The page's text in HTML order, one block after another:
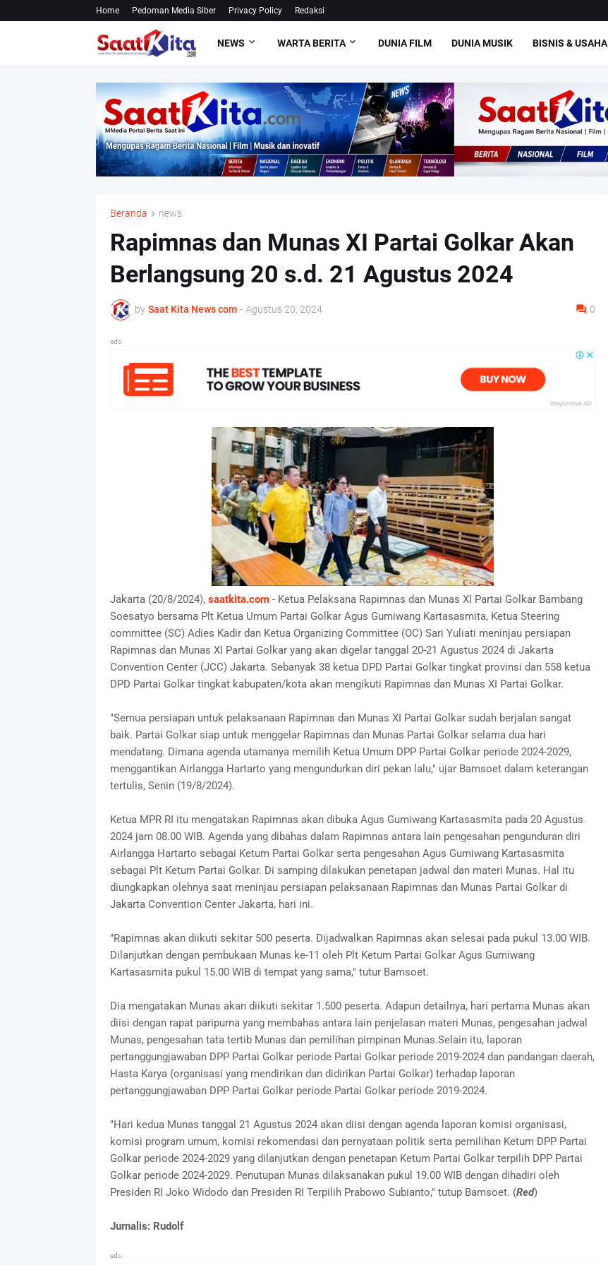
Home Pedoman Media Siber Privacy Policy Redaksi
NEWS WARTA BERITA DUNIA FILM DUNIA MUSIK BISNIS & USAHA
Beranda news
Rapimnas dan Munas XI Partai Golkar Akan
Berlangsung 20 s.d. 21 Agustus 2024
by Saat Kita News com - Agustus 20, 2024 0
ads
Jakarta (20/8/2024), saatkita.com- Ketua Pelaksana Rapimnas dan Munas XI Partai Golkar Bambang
Soesatyo bersama Plt Ketua Umum Partai Golkar Agus Gumiwang Kartasasmita, Ketua Steering
committee (SC) Adies Kadir dan Ketua Organizing Committee (OC) Sari Yuliati meninjau persiapan
Rapimnas dan Munas XI Partai Golkar yang akan digelar tanggal 20-21 Agustus 2024 di Jakarta
Convention Center (JCC) Jakarta. Sebanyak 38 ketua DPD Partai Golkar tingkat provinsi dan 558 ketua
DPD Partai Golkar tingkat kabupaten/kota akan mengikuti Rapimnas dan Munas XI Partai Golkar.
"Semua persiapan untuk pelaksanaan Rapimnas dan Munas XI Partai Golkar sudah berjalan sangat
baik. Partai Golkar siap untuk menggelar Rapimnas dan Munas Partai Golkar selama dua hari
mendatang. Dimana agenda utamanya memilih Ketua Umum DPP Partai Golkar periode 2024-2029,
menggantikan Airlangga Hartarto yang mengundurkan diri pekan lalu," ujar Bamsoet dalam keterangan
tertulis, Senin (19/8/2024).
Ketua MPR RI itu mengatakan Rapimnas akan dibuka Agus Gumiwang Kartasasmita pada 20 Agustus
2024 jam 08.00 WIB. Agenda yang dibahas dalam Rapimnas antara lain pengesahan pengunduran diri
Airlangga Hartarto sebagai Ketum Partai Golkar serta pengesahan Agus Gumiwang Kartasasmita
sebagai Plt Ketum Partai Golkar. Di samping dilakukan penetapan jadwal dan materi Munas. Hal itu
diungkapkan olehnya saat meninjau persiapan pelaksanaan Rapimnas dan Munas Partai Golkar di
Jakarta Convention Center Jakarta, hari ini.
"Rapimnas akan diikuti sekitar 500 peserta. Dijadwalkan Rapimnas akan selesai pada pukul 13.00 WIB.
Dilanjutkan dengan pembukaan Munas ke-11 oleh Plt Ketum Partai Golkar Agus Gumiwang
Kartasasmita pukul 15.00 WIB di tempat yang sama," tutur Bamsoet.
Dia mengatakan Munas akan diikuti sekitar 1.500 peserta. Adapun detailnya, hari pertama Munas akan
diisi dengan rapat paripurna yang membahas antara lain penjelasan materi Munas, pengesahan jadwal
Munas, pengesahan tata tertib Munas dan pemilihan pimpinan Munas.Selain itu, laporan
pertanggungjawaban DPP Partai Golkar periode Partai Golkar periode 2019-2024 dan pandangan daerah,
Hasta Karya (organisasi yang mendirikan dan didirikan Partai Golkar) terhadap laporan
pertanggungjawaban DPP Partai Golkar periode Partai Golkar periode 2019-2024.
"Hari kedua Munas tanggal 21 Agustus 2024 akan diisi dengan agenda laporan komisi organisasi,
komisi program umum, komisi rekomendasi dan pernyataan politik serta pemilihan Ketum DPP Partai
Golkar periode 2024-2029 yang dilanjutkan dengan penetapan Ketum Partai Golkar terpilih DPP Partai
Golkar periode 2024-2029. Penutupan Munas dilaksanakan pukul 19.00 WIB dengan dihadiri oleh
Presiden RI Joko Widodo dan Presiden RI Terpilih Prabowo Subianto," tutup Bamsoet. (Red)
Jurnalis: Rudolf
ads